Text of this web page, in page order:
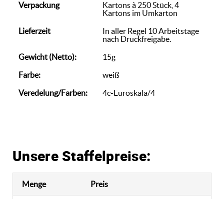
Verpackung
Kartons à 250 Stück, 4
Kartons im Umkarton
Lieferzeit
In aller Regel 10 Arbeitstage
nach Druckfreigabe.
Gewicht (Netto):
15g
Farbe:
weiß
Veredelung/Farben:
4c-Euroskala/4
Unsere Staffelpreise:
Menge Preis